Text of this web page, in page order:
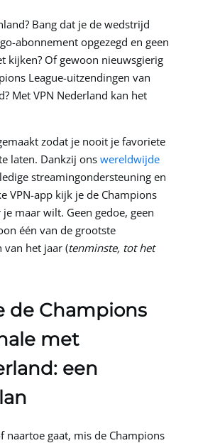
Bang dat je de wedstrijd
abonnement opgezegd en geen
kijken? Of gewoon nieuwsgierig
League-uitzendingen van
Met VPN Nederland kan het
zodat je nooit je favoriete
laten. Dankzij ons wereldwijde
streamingondersteuning en
VPN-app kijk je de Champions
maar wilt. Geen gedoe, geen
één van de grootste
het jaar (tenminste, tot het
de Champions
met
: een
naartoe gaat, mis de Champions